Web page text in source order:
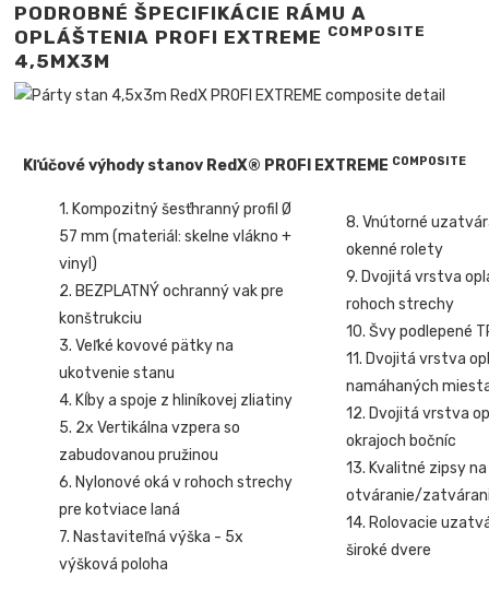
PODROBNÉ ŠPECIFIKÁCIE RÁMU A
OPLÁŠTENIA PROFI EXTREME COMPOSITE
4,5MX3M
Kľúčové výhody stanov RedX® PROFI EXTREME COMPOSITE
1. Kompozitný šesťhranný profil Ø
57 mm (materiál: skelne vlákno +
vinyl)
2. BEZPLATNÝ ochranný vak pre
konštrukciu
3. Veľké kovové pätky na
ukotvenie stanu
4. Kĺby a spoje z hliníkovej zliatiny
5. 2x Vertikálna vzpera so
zabudovanou pružinou
6. Nylonové oká v rohoch strechy
pre kotviace laná
7. Nastaviteľná výška - 5x
výšková poloha
8. Vnútorné
okenné rolety
9. Dvojitá vrstva
rohoch strechy
10. Švy podlepené
11. Dvojitá vrstva
namáhaných
12. Dvojitá vrstva
okrajoch bočníc
13. Kvalitné zipsy na
otváranie/
14. Rolovacie
široké dvere